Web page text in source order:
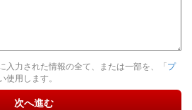
入力された情報の全て、または一部を、「 プ
使用します。
次へ進む